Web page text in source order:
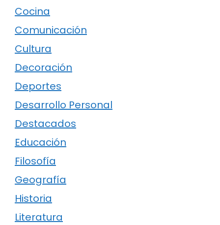
Cocina
Comunicación
Cultura
Decoración
Deportes
Desarrollo Personal
Destacados
Educación
Filosofía
Geografía
Historia
Literatura